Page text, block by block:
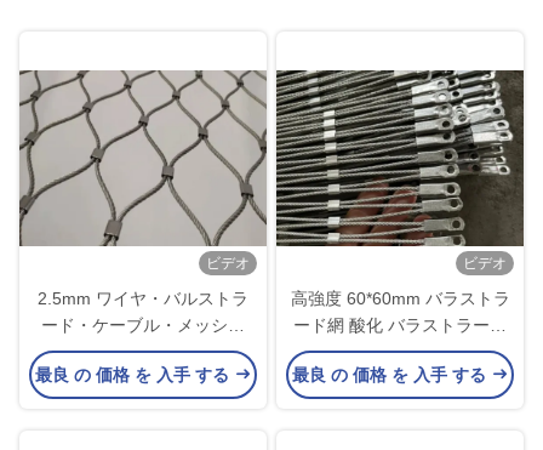
ビデオ
2.5mm ワイヤ・バルストラ
ード・ケーブル・メッシュ
40*40mm ダイヤモンド・ケ
ーブル・メッシュ
最良 の 価格 を 入手 する
ビデオ
高強度 60*60mm バラストラ
ード網 酸化 バラストラード
充填パネル網
最良 の 価格 を 入手 する